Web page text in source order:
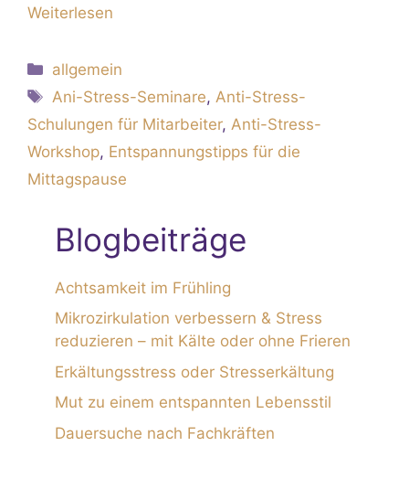
Weiterlesen
Kategorien
allgemein
Schlagwörter
Ani-Stress-Seminare, Anti-Stress-
Schulungen für Mitarbeiter, Anti-Stress-
Workshop, Entspannungstipps für die
Mittagspause
Blog­beiträge
Achtsamkeit im Frühling
Mikrozirkulation verbessern & Stress
reduzieren – mit Kälte oder ohne Frieren
Erkältungsstress oder Stresserkältung
Mut zu einem entspannten Lebensstil
Dauersuche nach Fachkräften